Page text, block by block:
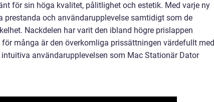
för sin höga kvalitet, pålitlighet och estetik. Med varje ny
och användarupplevelse samtidigt som de
Nackdelen har varit den ibland högre prislappen
många är den överkomliga prissättningen värdefullt med
användarupplevelsen som Mac Stationär Dator